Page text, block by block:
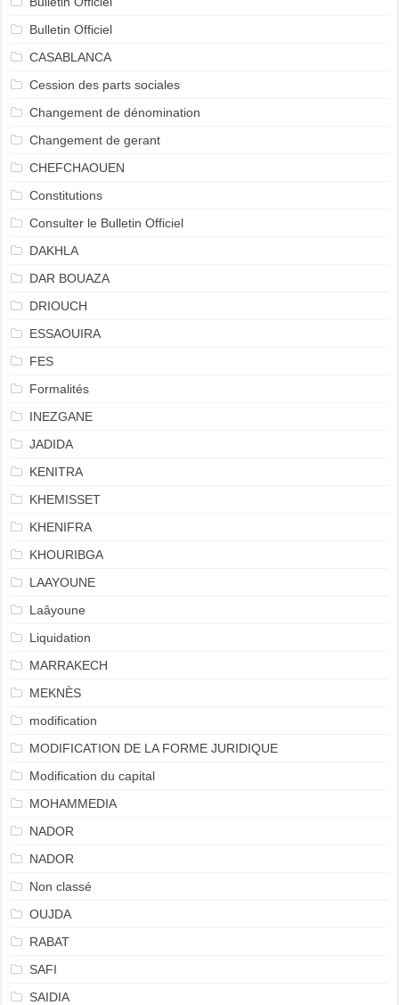
Bulletin Officiel
CASABLANCA
Cession des parts sociales
Changement de dénomination
Changement de gerant
CHEFCHAOUEN
Constitutions
Consulter le Bulletin Officiel
DAKHLA
DAR BOUAZA
DRIOUCH
ESSAOUIRA
FES
Formalités
INEZGANE
JADIDA
KENITRA
KHEMISSET
KHENIFRA
KHOURIBGA
LAAYOUNE
Laâyoune
Liquidation
MARRAKECH
MEKNÈS
modification
MODIFICATION DE LA FORME JURIDIQUE
Modification du capital
MOHAMMEDIA
NADOR
NADOR
Non classé
OUJDA
RABAT
SAFI
SAIDIA